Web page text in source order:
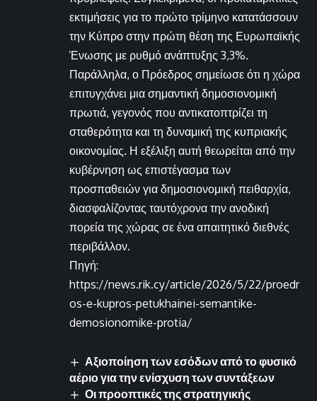
εκτιμήσεις για το πρώτο τρίμηνο κατατάσσουν
την Κύπρο στην πρώτη θέση της Ευρωπαϊκής
Ένωσης με ρυθμό ανάπτυξης 3,3%.
Παράλληλα, ο Πρόεδρος σημείωσε ότι η χώρα
επιτυγχάνει μια σημαντική δημοσιονομική
πρωτιά, γεγονός που αντικατοπτρίζει τη
σταθερότητα και τη δυναμική της κυπριακής
οικονομίας. Η εξέλιξη αυτή θεωρείται από την
κυβέρνηση ως επιστέγασμα των
προσπαθειών για δημοσιονομική πειθαρχία,
διασφαλίζοντας ταυτόχρονα την ανοδική
πορεία της χώρας σε ένα απαιτητικό διεθνές
περιβάλλον.
Πηγή:
https://news.rik.cy/article/2026/5/22/proedr
os-e-kupros-petukhainei-semantike-
demosionomike-protia/
Αξιοποίηση των εσόδων από το φυσικό
αέριο για την ενίσχυση των συντάξεων
Οι προοπτικές της στρατηγικής